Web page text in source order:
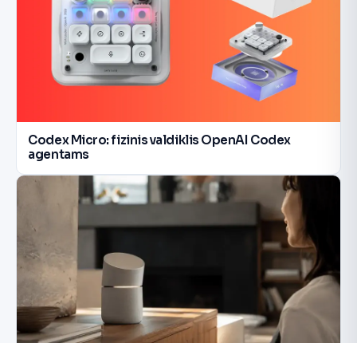
Codex Micro: fizinis valdiklis OpenAI Codex
agentams